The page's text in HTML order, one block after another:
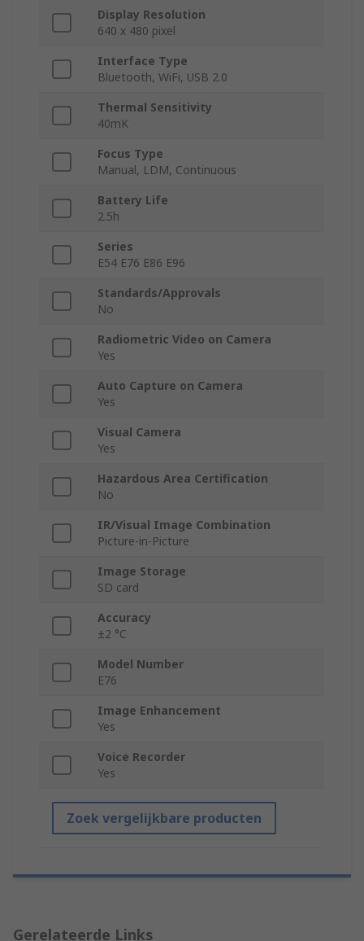
Display Resolution
640 x 480 pixel
Interface Type
Bluetooth, WiFi, USB 2.0
Thermal Sensitivity
40mK
Focus Type
Manual, LDM, Continuous
Battery Life
2.5h
Series
E54 E76 E86 E96
Standards/Approvals
No
Radiometric Video on Camera
Yes
Auto Capture on Camera
Yes
Visual Camera
Yes
Hazardous Area Certification
No
IR/Visual Image Combination
Picture-in-Picture
Image Storage
SD card
Accuracy
±2 °C
Model Number
E76
Image Enhancement
Yes
Voice Recorder
Yes
Zoek vergelijkbare producten
Gerelateerde Links